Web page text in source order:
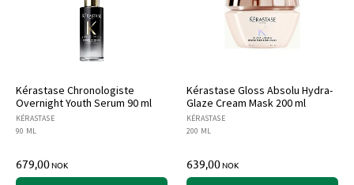
Kérastase Chronologiste
Overnight Youth Serum 90 ml
KÉRASTASE
90 ML
679,00NOK
Kérastase Gloss Absolu Hydra-
Glaze Cream Mask 200 ml
KÉRASTASE
200 ML
639,00NOK